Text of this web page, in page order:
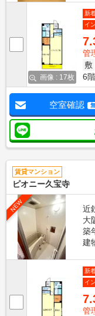
画像 : 17枚
新
イ
管
敷
6階
空室確認
賃貸マンション
ピオニー久宝寺
NEW
近
大
築
建
新
イ
管